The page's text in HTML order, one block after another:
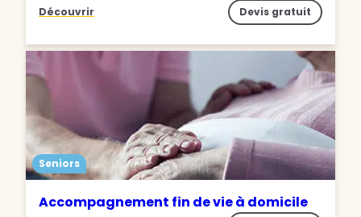
Découvrir Devis gratuit
Seniors
Accompagnement fin de vie à domicile